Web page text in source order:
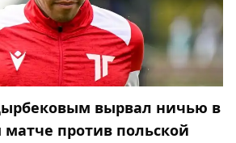
вырвал ничью в
против польской